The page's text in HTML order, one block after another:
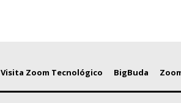
Visita Zoom Tecnológico BigBuda